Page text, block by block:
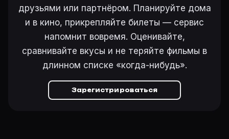
друзьями или партнёром. Планируйте дома
и в кино, прикрепляйте билеты — сервис
напомнит вовремя. Оценивайте,
сравнивайте вкусы и не теряйте фильмы в
длинном списке «когда-нибудь».
Зарегистрироваться